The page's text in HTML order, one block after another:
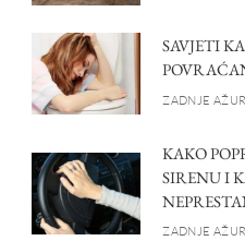
SAVJETI
ZADNJE
KAKO
SIRENU I
ZADNJE